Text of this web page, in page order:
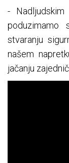
-
stvaranju
našem
jačanju